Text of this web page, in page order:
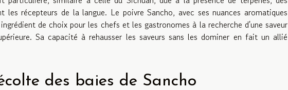
les récepteurs de la langue. Le poivre Sancho, avec ses nuances aromatiques
de choix pour les chefs et les gastronomes à la recherche d'une saveur
Sa capacité à rehausser les saveurs sans les dominer en fait un allié
des baies de Sancho